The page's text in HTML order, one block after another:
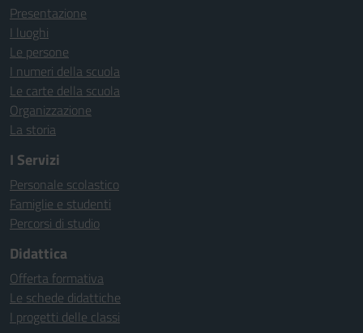
Presentazione
I luoghi
Le persone
I numeri della scuola
Le carte della scuola
Organizzazione
La storia
I Servizi
Personale scolastico
Famiglie e studenti
Percorsi di studio
Didattica
Offerta formativa
Le schede didattiche
I progetti delle classi